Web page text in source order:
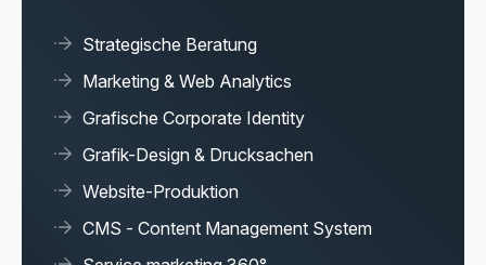
Strategische Beratung
Marketing & Web Analytics
Grafische Corporate Identity
Grafik-Design & Drucksachen
Website-Produktion
CMS - Content Management System